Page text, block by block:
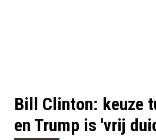
Bill Clinton: keuze
en Trump is 'vrij